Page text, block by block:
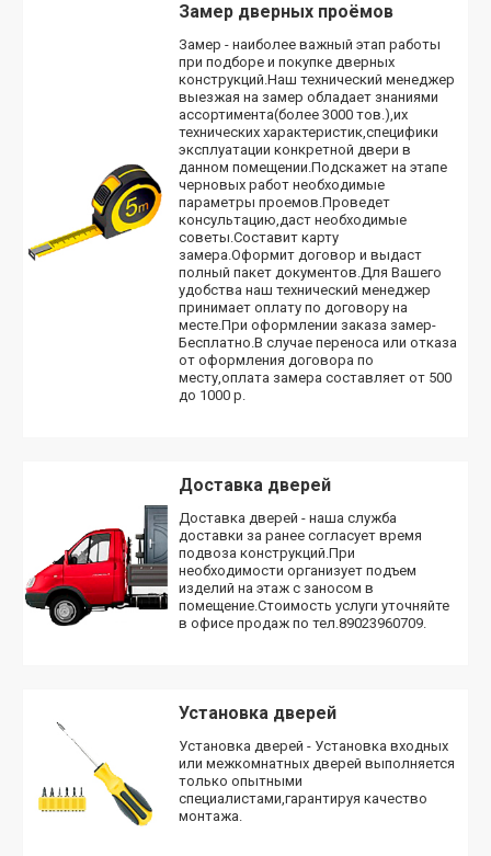
Замер дверных проёмов
Замер - наиболее важный этап работы
при подборе и покупке дверных
конструкций.Наш технический менеджер
выезжая на замер обладает знаниями
ассортимента(более 3000 тов.),их
технических характеристик,специфики
эксплуатации конкретной двери в
данном помещении.Подскажет на этапе
черновых работ необходимые
параметры проемов.Проведет
консультацию,даст необходимые
советы.Составит карту
замера.Оформит договор и выдаст
полный пакет документов.Для Вашего
удобства наш технический менеджер
принимает оплату по договору на
месте.При оформлении заказа замер-
Бесплатно.В случае переноса или отказа
от оформления договора по
месту,оплата замера составляет от 500
до 1000 р.
Доставка дверей
Доставка дверей - наша служба
доставки за ранее согласует время
подвоза конструкций.При
необходимости организует подъем
изделий на этаж с заносом в
помещение.Стоимость услуги уточняйте
в офисе продаж по тел.89023960709.
Установка дверей
Установка дверей - Установка входных
или межкомнатных дверей выполняется
только опытными
специалистами,гарантируя качество
монтажа.